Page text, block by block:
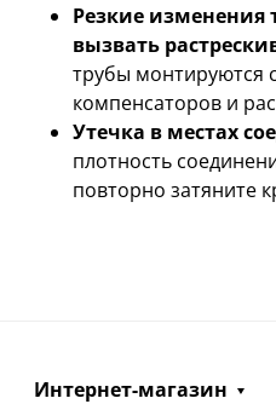
Резкие изменения
вызвать
трубы монтируются
компенсаторов и
Утечка в местах
плотность
повторно затяните
Интернет-магазин